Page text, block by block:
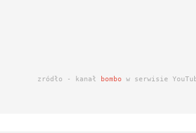
zródło - kanał bombo w serwisie